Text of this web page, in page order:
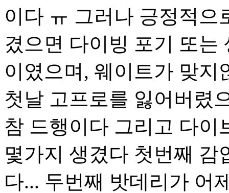
이다 ㅠ 그러나 긍정적
겼으면 다이빙 포기 또
이였으며, 웨이트가 맞지
첫날 고프로를 잃어버렸
참 드행이다 그리고 다이
몇가지 생겼다 첫번째 감
다... 두번째 밧데리가 어